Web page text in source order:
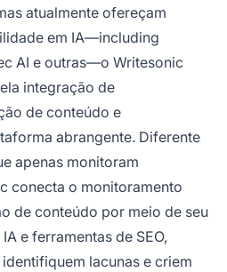
atualmente ofereçam
em IA—including
AI e outras—o Writesonic
integração de
de conteúdo e
abrangente. Diferente
apenas monitoram
conecta o monitoramento
de conteúdo por meio de seu
e ferramentas de SEO,
lacunas e criem